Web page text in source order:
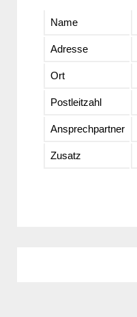
Name
Adresse
Ort
Postleitzahl
Ansprechpartner
Zusatz